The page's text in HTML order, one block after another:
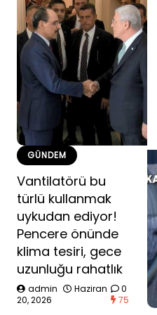
GÜNDEM
Vantilatörü bu
türlü kullanmak
uykudan ediyor!
Pencere önünde
klima tesiri, gece
uzunluğu rahatlık
admin
Haziran
20, 2026
0
75